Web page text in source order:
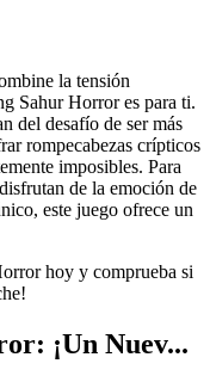
la tensión
Sahur Horror es para ti.
del desafío de ser más
rompecabezas crípticos
imposibles. Para
de la emoción de
este juego ofrece un
hoy y comprueba si
¡Un Nuev...